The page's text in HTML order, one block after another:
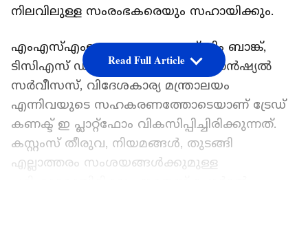
നിലവിലുള്ള സംരംഭകരെയും സഹായിക്കും.
എംഎസ്എംഇ മന്ത്രാലയം എക്സിം ബാങ്ക്,
ടിസിഎസ് ഡിപ്പാർട്ട്മെൻ്റ് ഓഫ് ഫിനാൻഷ്യൽ
സർവീസസ്, വിദേശകാര്യ മന്ത്രാലയം
എന്നിവയുടെ സഹകരണത്തോടെയാണ് ട്രേഡ്
കണക്ട് ഇ പ്ലാറ്റ്ഫോം വികസിപ്പിച്ചിരിക്കുന്നത്.
കസ്റ്റംസ് തീരുവ, നിയമങ്ങൾ, തുടങ്ങി
എല്ലാത്തരം സംശയങ്ങൾക്കുമുള്ള
Read Full Article